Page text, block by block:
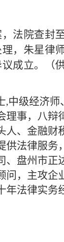
，法院查封
，朱星律
成立。（
,中级经济师
理事，八辩
人、金融财
供法律服务
、盘州市正
， 主攻企
法律实务